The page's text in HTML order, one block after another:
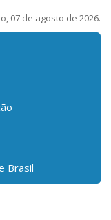
07 de agosto de 2026.
Brasil